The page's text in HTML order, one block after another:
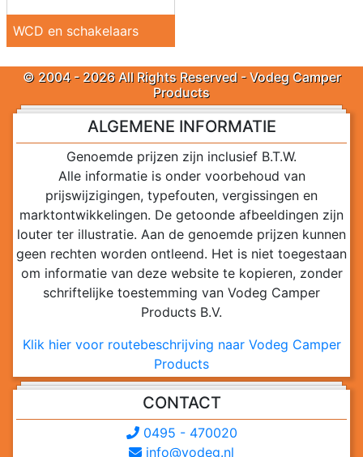
WCD en schakelaars
© 2004 - 2026 All Rights Reserved - Vodeg Camper
Products
ALGEMENE INFORMATIE
Genoemde prijzen zijn inclusief B.T.W.
Alle informatie is onder voorbehoud van
prijswijzigingen, typefouten, vergissingen en
marktontwikkelingen. De getoonde afbeeldingen zijn
louter ter illustratie. Aan de genoemde prijzen kunnen
geen rechten worden ontleend. Het is niet toegestaan
om informatie van deze website te kopieren, zonder
schriftelijke toestemming van Vodeg Camper
Products B.V.
Klik hier voor routebeschrijving naar Vodeg Camper
Products
CONTACT
0495 - 470020
info@vodeg.nl